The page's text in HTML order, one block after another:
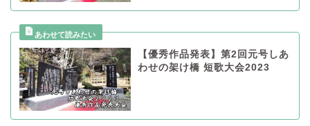
【優秀作品発表】第2回元号しあ
わせの架け橋 短歌大会2023